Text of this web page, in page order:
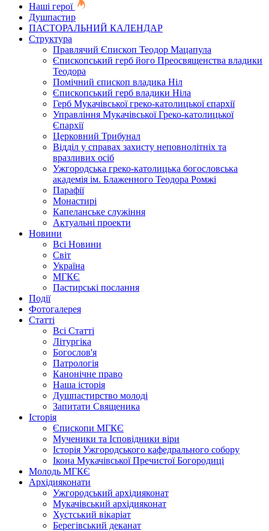
Наші герої
Душпастир
ПАСТОРАЛЬНИЙ КАЛЕНДАР
Структура
Правлячий Єпископ Теодор Мацапула
Єпископський герб його Преосвященства владики
Теодора
Помічний єпископ владика Ніл
Єпископський герб владики Ніла
Герб Мукачівської греко-католицької єпархії
Управління Мукачівської Греко-католицької
Єпархії
Церковний Трибунал
Відділ у справах захисту неповнолітніх та
вразливих осіб
Ужгородська греко-католицька богословська
академія ім. Блаженного Теодора Ромжі
Парафії
Монастирі
Капеланське служіння
Актуальні проекти
Новини
Всі Новини
Світ
Україна
МГКЄ
Пастирські послання
Події
Фотогалерея
Статті
Всі Статті
Літургіка
Богослов'я
Патрологія
Канонічне право
Наша історія
Душпастирство молоді
Запитати Священика
Історія
Єпископи МГКЄ
Мученики та Ісповідники віри
Історія Ужгородського кафедрального собору
Ікона Мукачівської Пречистої Богородиці
Молодь МГКЄ
Архідияконати
Ужгородський архідияконат
Мукачівський архідияконат
Хустський вікаріат
Берегівський деканат